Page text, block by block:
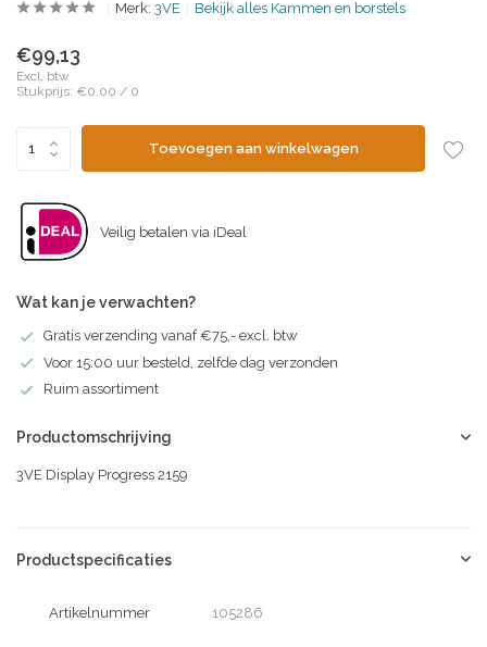
Merk: 3VE Bekijk alles Kammen en borstels
€99,13
Excl. btw
Stukprijs: €0,00 / 0
Toevoegen aan winkelwagen
Veilig betalen via iDeal
Wat kan je verwachten?
Gratis verzending vanaf €75,- excl. btw
Voor 15:00 uur besteld, zelfde dag verzonden
Ruim assortiment
Productomschrijving
3VE Display Progress 2159
Productspecificaties
Artikelnummer 105286